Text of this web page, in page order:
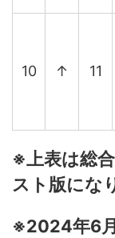
10 ↑ 11
※上表は総
スト版にな
※2024年6